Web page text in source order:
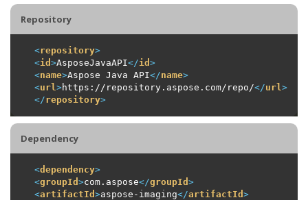
Repository
<repository>
<id >AsposeJavaAPI</id >
<name>Aspose Java API</name>
<url >https://repository.aspose.com/repo/</url >
</repository>
Dependency
<dependency>
<groupId >com.aspose</groupId >
<artifactId >aspose-imaging</artifactId >